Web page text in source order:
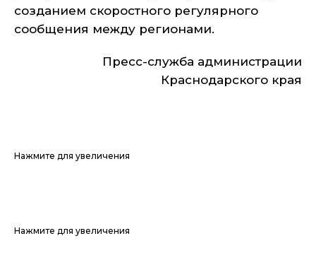
созданием скоростного регулярного
сообщения между регионами.
Пресс-служба администрации
Краснодарского края
Нажмите для увеличения
Нажмите для увеличения